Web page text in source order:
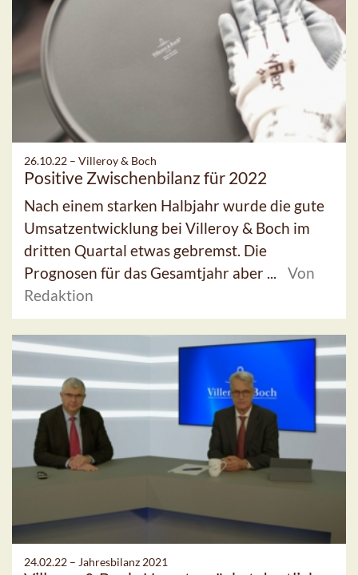
26.10.22 – Villeroy & Boch
Positive Zwischenbilanz für 2022
Nach einem starken Halbjahr wurde die gute
Umsatzentwicklung bei Villeroy & Boch im
dritten Quartal etwas gebremst. Die
Prognosen für das Gesamtjahr aber ...
Von
Redaktion
24.02.22 – Jahresbilanz 2021